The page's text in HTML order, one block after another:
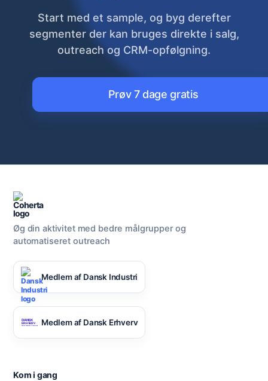
Start med et sample, og byg derefter
segmenter der kan bruges direkte i salg,
outreach og CRM-opfølgning.
Prøv 7 dage gratis
Øg din aktivitet med bedre målgrupper og
automatiseret outreach
Medlem af Dansk Industri
Medlem af Dansk Erhverv
Kom i gang